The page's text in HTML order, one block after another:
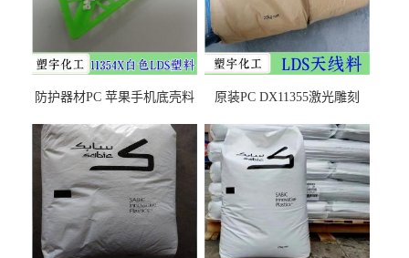
防护器材PC 苹果手机底壳料
之忧
原装PC DX11355激光雕刻